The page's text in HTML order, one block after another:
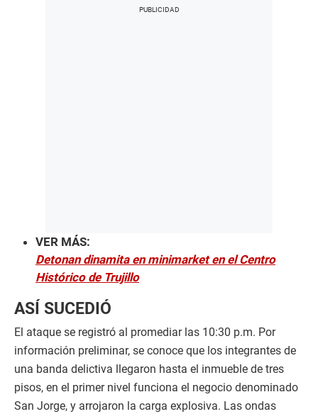
VER MÁS:
Detonan dinamita en minimarket en el Centro
Histórico de Trujillo
ASÍ SUCEDIÓ
El ataque se registró al promediar las 10:30 p.m. Por
información preliminar, se conoce que los integrantes de
una banda delictiva llegaron hasta el inmueble de tres
pisos, en el primer nivel funciona el negocio denominado
San Jorge, y arrojaron la carga explosiva. Las ondas